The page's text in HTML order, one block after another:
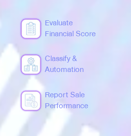
Evaluate
Financial Score
Classify &
Automation
Report Sale
Performance